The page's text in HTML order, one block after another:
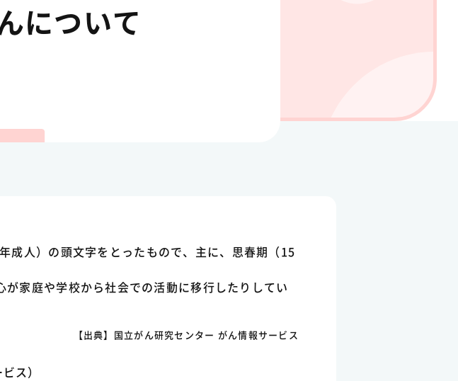
について
人）の頭文字をとったもので、主に、思春期（15
家庭や学校から社会での活動に移行したりしてい
【出典】国立がん研究センター がん情報サービス
ス）